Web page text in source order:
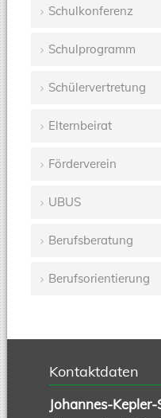
Schulkonferenz
Schulprogramm
Schülervertretung
Elternbeirat
Förderverein
UBUS
Berufsberatung
Berufsorientierung
Kontaktdaten
Johannes-Kepler-